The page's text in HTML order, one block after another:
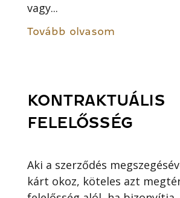
vagy...
Tovább olvasom
KONTRAKTUÁLIS
FELELŐSSÉG
Aki a szerződés
kárt okoz, köteles azt